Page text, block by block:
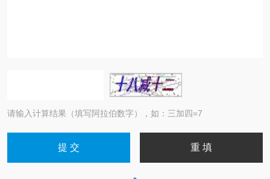
请输入计算结果（填写阿拉伯数字），如：三加四=7